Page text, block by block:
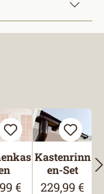
Preis:
€
Kastenrinn
en-Set
Regulärer
229,99 €